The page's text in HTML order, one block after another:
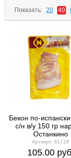
Показать: 20 40
Бекон по-
с/н в/у 150 гр
Останкино
Артикул: 81719
105.00